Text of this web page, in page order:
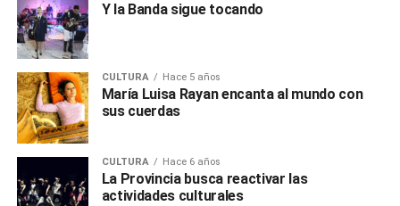
Y la Banda sigue tocando
CULTURA Hace 5 años
María Luisa Rayan encanta al mundo con
sus cuerdas
CULTURA Hace 6 años
La Provincia busca reactivar las
actividades culturales